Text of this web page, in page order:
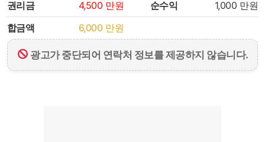
권리금
4,500 만원 순수익 1,000 만원
합금액
6,000 만원
광고가 중단되어 연락처 정보를 제공하지 않습니다.